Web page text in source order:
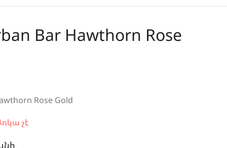
Bar Hawthorn Rose
Rose Gold
չէ